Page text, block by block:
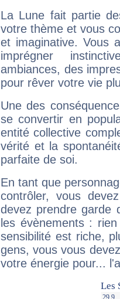
La Lune fait partie
votre thème et vous
et imaginative. Vous
imprégner
ambiances, des
pour rêver votre vie
Une des
se convertir en
entité collective
vérité et la
parfaite de soi.
En tant que
contrôler, vous
devez prendre garde
les évènements :
sensibilité est riche,
gens, vous vous
votre énergie pour...